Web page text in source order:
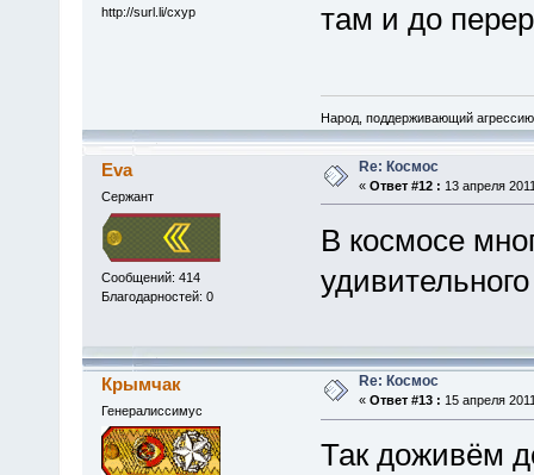
http://surl.li/cxyp
там и до
Народ, поддерживающий агрессию
Eva
Сержант
Сообщений: 414
Благодарностей: 0
Re: Космос
« Ответ #12 : 13 апреля
В космосе
удивительного
Крымчак
Генералиссимус
Re: Космос
« Ответ #13 : 15 апреля
Так доживём